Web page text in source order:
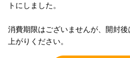
トにしました。
消費期限はございませんが、開封
上がりください。